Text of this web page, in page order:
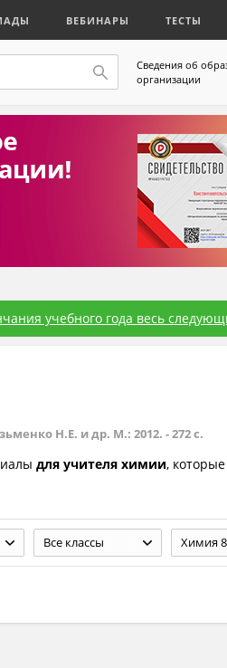
ВЕБИНАРЫ ТЕСТЫ
Сведения об
организации
учебного года весь
Н.Е. и др. М.: 2012. - 272 с.
для учителя химии,
Все классы